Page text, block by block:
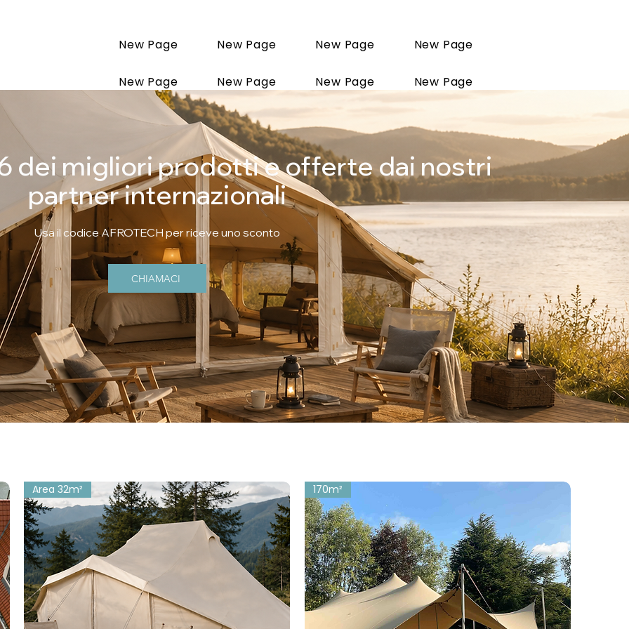
New Page New Page New Page New Page
New Page New Page New Page New Page
dei migliori prodotti e offerte dai nostri
partner internazionali
Usa il codice AFROTECH per riceve uno sconto
CHIAMACI
Area 32m² 170m²